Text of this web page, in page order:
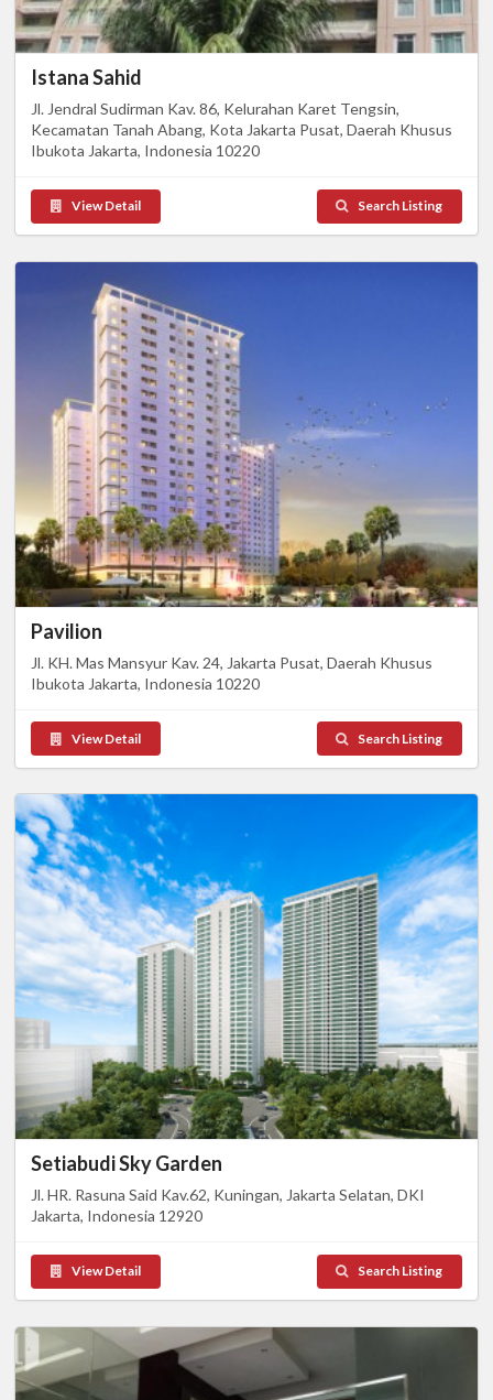
Istana Sahid
Jl. Jendral Sudirman Kav. 86, Kelurahan Karet Tengsin,
Kecamatan Tanah Abang, Kota Jakarta Pusat, Daerah Khusus
Ibukota Jakarta, Indonesia 10220
View Detail Search Listing
Pavilion
Jl. KH. Mas Mansyur Kav. 24, Jakarta Pusat, Daerah Khusus
Ibukota Jakarta, Indonesia 10220
View Detail Search Listing
Setiabudi Sky Garden
Jl. HR. Rasuna Said Kav.62, Kuningan, Jakarta Selatan, DKI
Jakarta, Indonesia 12920
View Detail Search Listing